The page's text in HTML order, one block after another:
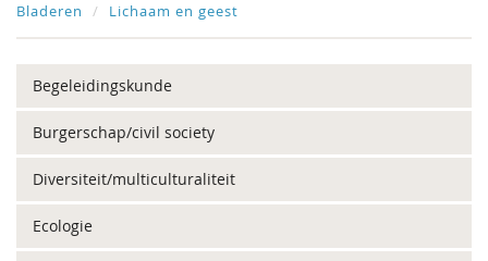
Bladeren Lichaam en geest
Begeleidingskunde
Burgerschap/civil society
Diversiteit/multiculturaliteit
Ecologie